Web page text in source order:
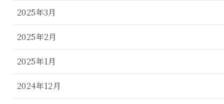
2025年3月
2025年2月
2025年1月
2024年12月